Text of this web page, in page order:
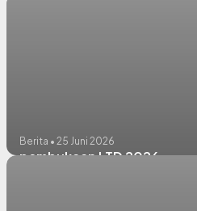
Berita • 25 Juni 2026
pembukaan LTD 2026